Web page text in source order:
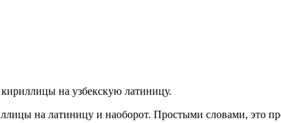
на узбекскую латиницу.
на латиницу и наоборот. Простыми словами, это